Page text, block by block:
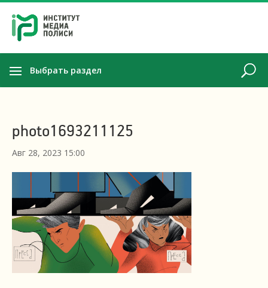
Выбрать раздел
photo1693211125
Авг 28, 2023 15:00